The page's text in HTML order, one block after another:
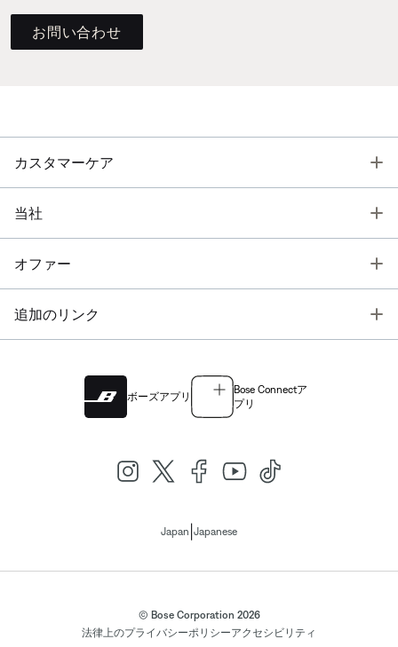
お問い合わせ
カスタマーケア
当社
オファー
追加のリンク
ボーズアプリ
Bose Connectア
プリ
Japan Japanese
© Bose Corporation 2026
法律上のプライバシーポリシーアクセシビリティ